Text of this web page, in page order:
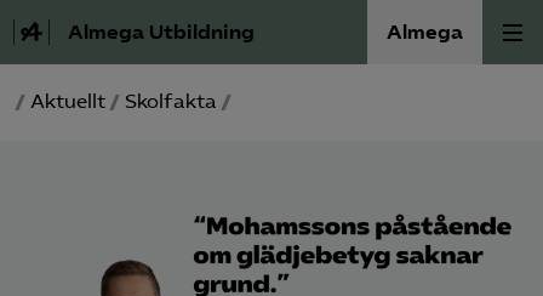
Almega Utbildning Almega
Press
/ Aktuellt / Skolfakta /